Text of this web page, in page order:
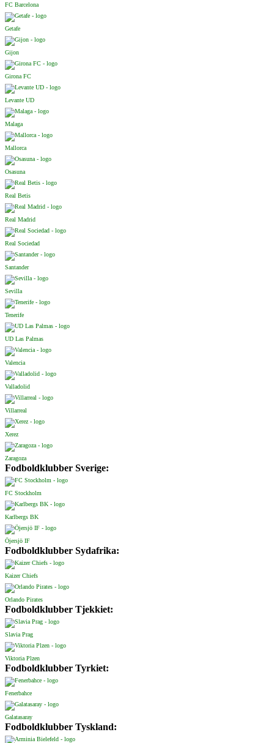
FC Barcelona
Getafe
Gijon
Girona FC
Levante UD
Malaga
Mallorca
Osasuna
Real Betis
Real Madrid
Real Sociedad
Santander
Sevilla
Tenerife
UD Las Palmas
Valencia
Valladolid
Villarreal
Xerez
Zaragoza
Fodboldklubber Sverige:
FC Stockholm
Karlbergs BK
Öjersjö IF
Fodboldklubber Sydafrika:
Kaizer Chiefs
Orlando Pirates
Fodboldklubber Tjekkiet:
Slavia Prag
Viktoria Plzen
Fodboldklubber Tyrkiet:
Fenerbahce
Galatasaray
Fodboldklubber Tyskland: